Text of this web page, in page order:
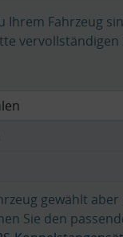
Ihrem Fahrzeug
vervollständigen
gewählt
Sie den